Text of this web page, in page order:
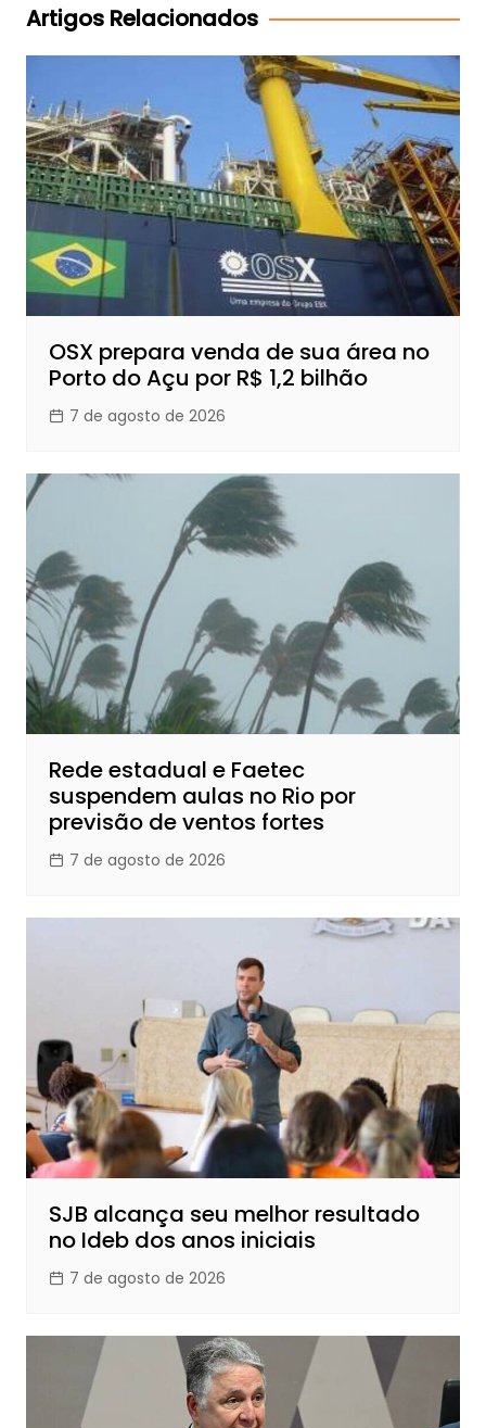
Artigos Relacionados
OSX prepara venda de sua área no
Porto do Açu por R$ 1,2 bilhão
7 de agosto de 2026
Rede estadual e Faetec
suspendem aulas no Rio por
previsão de ventos fortes
7 de agosto de 2026
SJB alcança seu melhor resultado
no Ideb dos anos iniciais
7 de agosto de 2026